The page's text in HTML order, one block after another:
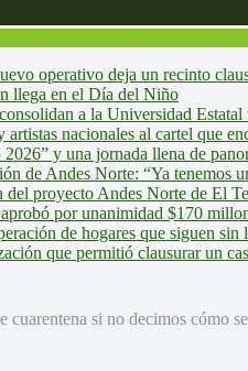
operativo deja un recinto
llega en el Día del Niño
a la Universidad Estatal
nacionales al cartel que
y una jornada llena de
de Andes Norte: “Ya tenemos
proyecto Andes Norte de El
por unanimidad $170
de hogares que siguen sin
que permitió clausurar un